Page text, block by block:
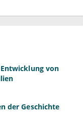
von
der Geschichte